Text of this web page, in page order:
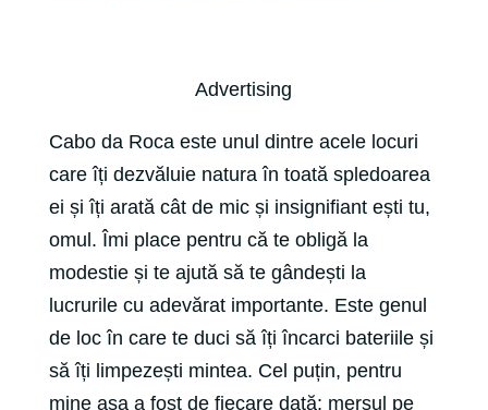
Advertising
Cabo da Roca este unul dintre acele locuri
care îți dezvăluie natura în toată spledoarea
ei și îți arată cât de mic și insignifiant ești tu,
omul. Îmi place pentru că te obligă la
modestie și te ajută să te gândești la
lucrurile cu adevărat importante. Este genul
de loc în care te duci să îți încarci bateriile și
să îți limpezești mintea. Cel puțin, pentru
mine așa a fost de fiecare dată: mersul pe